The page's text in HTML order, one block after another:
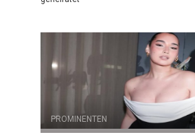
PROMINENTEN